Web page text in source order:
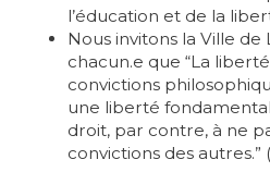
l’éducation et de la
Nous invitons la Ville
chacun.e que “La
convictions
une liberté
droit, par contre, à ne
convictions des autres.”